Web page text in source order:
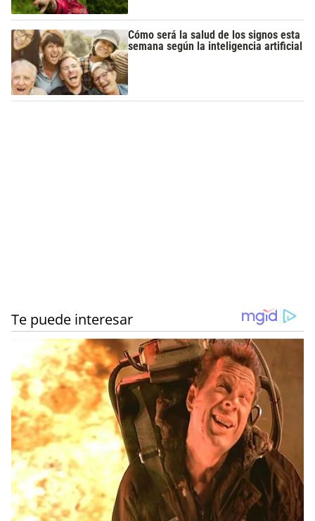
Cómo será la salud de los signos esta
semana según la inteligencia artificial